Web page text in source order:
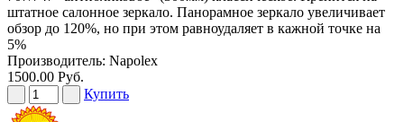
штатное салонное зеркало. Панорамное зеркало увеличивает
обзор до 120%, но при этом равноудаляет в кажной точке на
5%
Производитель: Napolex
1500.00 Руб.
Купить